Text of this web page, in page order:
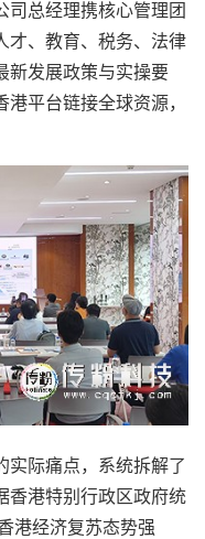
司总经理携核心管理团
才、教育、税务、法律
新发展政策与实操要
平台链接全球资源，
实际痛点，系统拆解了
香港特别行政区政府统
港经济复苏态势强